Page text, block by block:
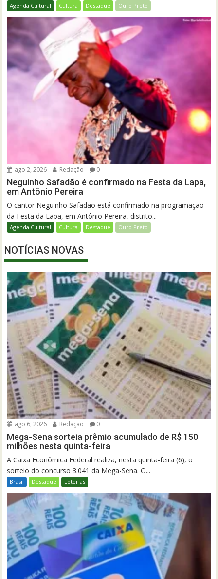
Agenda Cultural Cultura Destaque Ouro Preto
ago 2, 2026 Redação 0
Neguinho Safadão é confirmado na Festa da Lapa,
em Antônio Pereira
O cantor Neguinho Safadão está confirmado na programação
da Festa da Lapa, em Antônio Pereira, distrito...
Agenda Cultural Cultura Destaque Ouro Preto
NOTÍCIAS NOVAS
ago 6, 2026 Redação 0
Mega-Sena sorteia prêmio acumulado de R$ 150
milhões nesta quinta-feira
A Caixa Econômica Federal realiza, nesta quinta-feira (6), o
sorteio do concurso 3.041 da Mega-Sena. O...
Brasil Destaque Loterias